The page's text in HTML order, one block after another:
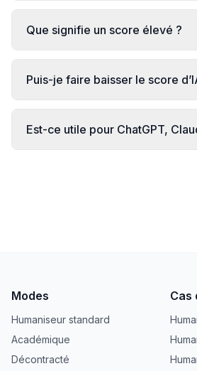
Que signifie un score élevé ?
Puis-je faire baisser le score
Est-ce utile pour ChatGPT,
Modes
Humaniseur standard
Académique
Décontracté
Cas